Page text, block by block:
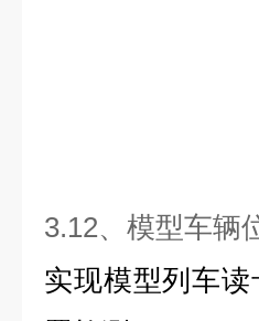
3.12、 模型车辆
实现模型列车